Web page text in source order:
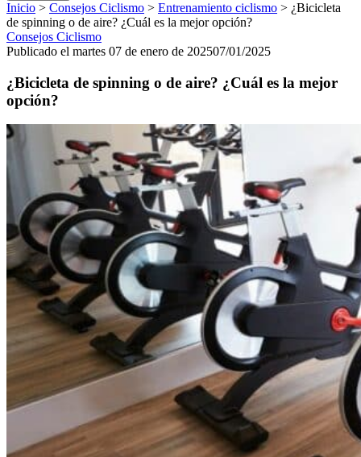
Inicio > Consejos Ciclismo > Entrenamiento ciclismo > ¿Bicicleta
de spinning o de aire? ¿Cuál es la mejor opción?
Consejos Ciclismo
Publicado el martes 07 de enero de 202507/01/2025
¿Bicicleta de spinning o de aire? ¿Cuál es la mejor
opción?